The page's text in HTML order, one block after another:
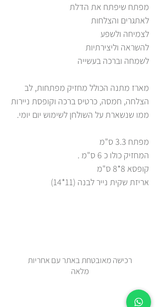
מפתח שיפתח את הדלת
לאתגרים והצלחות
לצמיחה ולשפע
להשראה וליצירתיות
לשמחה וברכה בעשייה
מארז מתנה הכולל מחזיק מפתחות, לב
הצלחה, חמסה, כרטיס ברכה וקופסת ניירות
ממו שנשארת על השולחן לשימוש יום יומי.
מפתח 3.3 ס"מ
המחזיק כולו כ 6 ס"מ .
קופסא 8*8 ס"מ
אריזת שקית נייר לבנה (11*14)
רכישה מאובטחת באתר עם אחריות
מלאה